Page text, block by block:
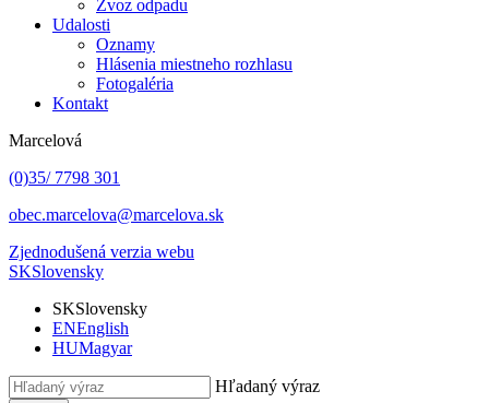
Zvoz odpadu
Udalosti
Oznamy
Hlásenia miestneho rozhlasu
Fotogaléria
Kontakt
Marcelová
(0)35/ 7798 301
obec.marcelova@marcelova.sk
Zjednodušená verzia webu
SKSlovensky
SKSlovensky
ENEnglish
HUMagyar
Hľadaný výraz